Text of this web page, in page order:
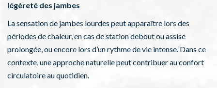
légèreté des jambes
La sensation de jambes lourdes peut apparaître lors des
périodes de chaleur, en cas de station debout ou assise
prolongée, ou encore lors d’un rythme de vie intense. Dans ce
contexte, une approche naturelle peut contribuer au confort
circulatoire au quotidien.